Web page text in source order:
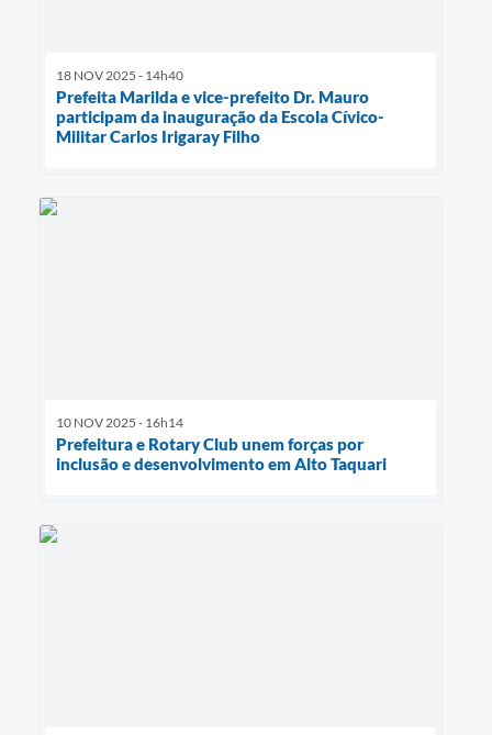
18 NOV 2025 - 14h40
Prefeita Marilda e vice-prefeito Dr. Mauro
participam da inauguração da Escola Cívico-
Militar Carlos Irigaray Filho
10 NOV 2025 - 16h14
Prefeitura e Rotary Club unem forças por
inclusão e desenvolvimento em Alto Taquari